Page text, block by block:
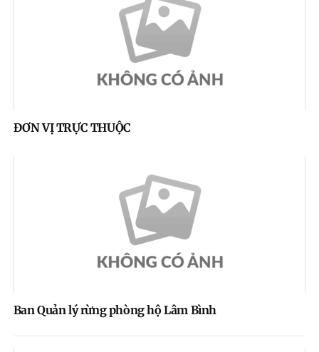
ĐƠN VỊ TRỰC THUỘC
Ban Quản lý rừng phòng hộ Lâm Bình